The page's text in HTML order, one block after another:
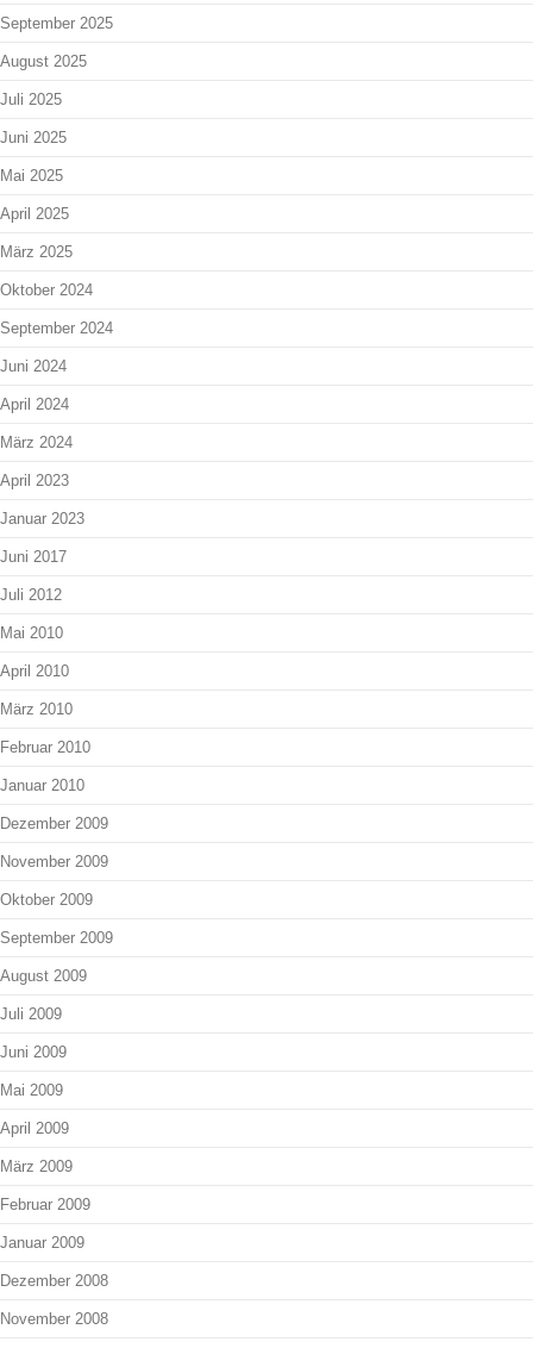
September 2025
August 2025
Juli 2025
Juni 2025
Mai 2025
April 2025
März 2025
Oktober 2024
September 2024
Juni 2024
April 2024
März 2024
April 2023
Januar 2023
Juni 2017
Juli 2012
Mai 2010
April 2010
März 2010
Februar 2010
Januar 2010
Dezember 2009
November 2009
Oktober 2009
September 2009
August 2009
Juli 2009
Juni 2009
Mai 2009
April 2009
März 2009
Februar 2009
Januar 2009
Dezember 2008
November 2008